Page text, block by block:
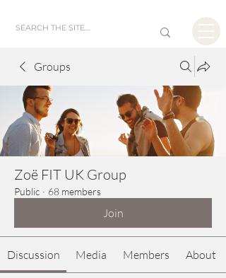
Groups
Zoë FIT UK Group
Public · 68 members
Join
Discussion Media Members About